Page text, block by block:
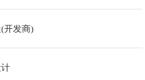
开发商)